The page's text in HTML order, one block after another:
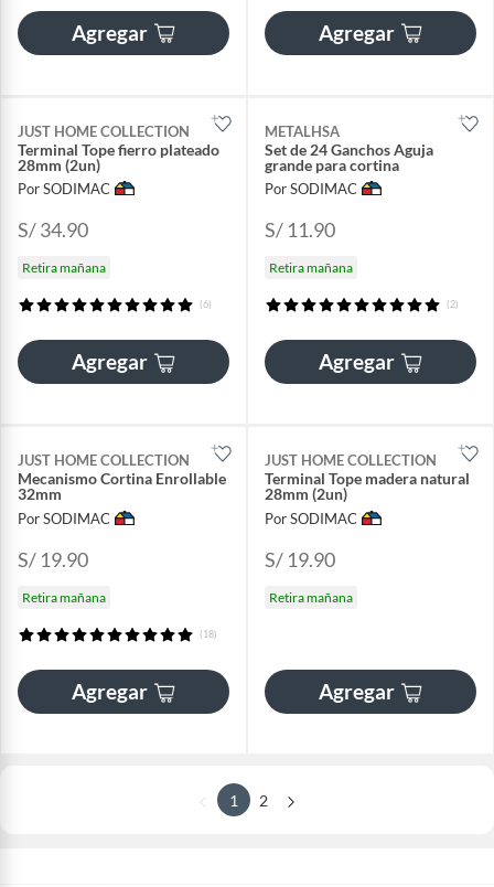
Agregar Agregar
JUST HOME COLLECTION
Terminal Tope fierro plateado
28mm (2un)
Por SODIMAC
S/ 34.90
Retira mañana
(6)
Agregar
METALHSA
Set de 24 Ganchos Aguja
grande para cortina
Por SODIMAC
S/ 11.90
Retira mañana
(2)
Agregar
JUST HOME COLLECTION
Mecanismo Cortina Enrollable
32mm
Por SODIMAC
S/ 19.90
Retira mañana
(18)
Agregar
JUST HOME COLLECTION
Terminal Tope madera natural
28mm (2un)
Por SODIMAC
S/ 19.90
Retira mañana
Agregar
1 2